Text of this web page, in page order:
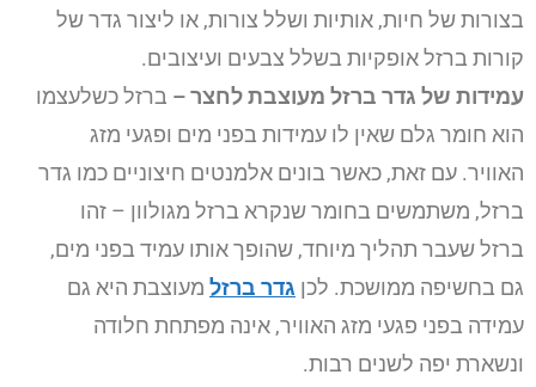
בצורות של חיות, אותיות ושלל צורות, או ליצור גדר של
קורות ברזל אופקיות בשלל צבעים ועיצובים.
עמידות של גדר ברזל מעוצבת לחצר– ברזל כשלעצמו
הוא חומר גלם שאין לו עמידות בפני מים ופגעי מזג
האוויר. עם זאת, כאשר בונים אלמנטים חיצוניים כמו גדר
ברזל, משתמשים בחומר שנקרא ברזל מגולוון – זהו
ברזל שעבר תהליך מיוחד, שהופך אותו עמיד בפני מים,
גם בחשיפה ממושכת. לכן גדר ברזל מעוצבת היא גם
עמידה בפני פגעי מזג האוויר, אינה מפתחת חלודה
ונשארת יפה לשנים רבות.